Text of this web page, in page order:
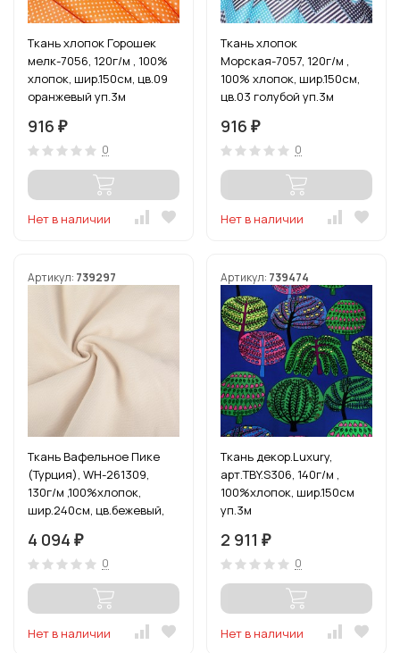
Ткань хлопок Горошек
мелк-7056, 120г/м , 100%
хлопок, шир.150см, цв.09
оранжевый уп.3м
916 ₽
0
Нет в наличии
Ткань хлопок
Морская-7057, 120г/м ,
100% хлопок, шир.150см,
цв.03 голубой уп.3м
916 ₽
0
Нет в наличии
Артикул: 739297
Ткань Вафельное Пике
(Турция), WH-261309,
130г/м ,100%хлопок,
шир.240см, цв.бежевый,
4 094 ₽
0
Нет в наличии
Артикул: 739474
Ткань декор.Luxury,
арт.TBY.S306, 140г/м ,
100%хлопок, шир.150см
уп.3м
2 911 ₽
0
Нет в наличии